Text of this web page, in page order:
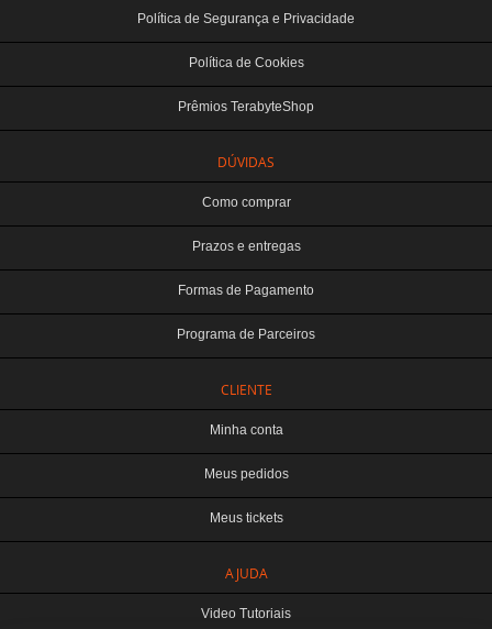
Política de Segurança e Privacidade
Política de Cookies
Prêmios TerabyteShop
DÚVIDAS
Como comprar
Prazos e entregas
Formas de Pagamento
Programa de Parceiros
CLIENTE
Minha conta
Meus pedidos
Meus tickets
AJUDA
Video Tutoriais
TERABYTE ATACADO E VAREJO DE PRODUTOS DE INFORMATICA LTDA
CNPJ: 07.993.973/0001-18 | Curitiba-PR
do Google se aplicam.